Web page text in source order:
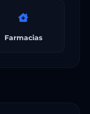
Farmacias